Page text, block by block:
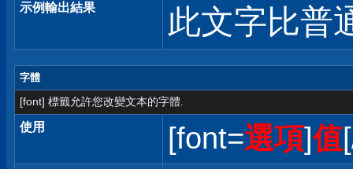
示例輸出結果 此文字比普
字體
[font] 標籤允許您改變文本的字體.
使用 [font=選項]值